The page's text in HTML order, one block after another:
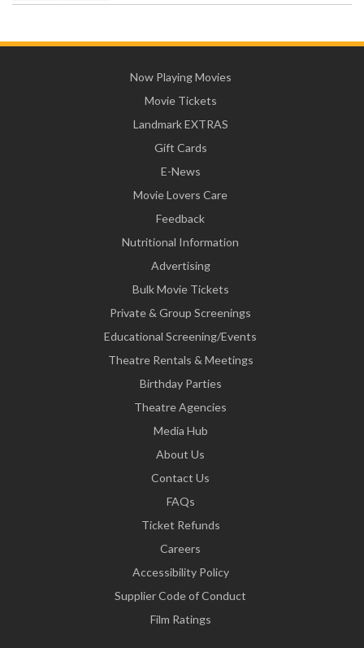
Now Playing Movies
Movie Tickets
Landmark EXTRAS
Gift Cards
E-News
Movie Lovers Care
Feedback
Nutritional Information
Advertising
Bulk Movie Tickets
Private & Group Screenings
Educational Screening/Events
Theatre Rentals & Meetings
Birthday Parties
Theatre Agencies
Media Hub
About Us
Contact Us
FAQs
Ticket Refunds
Careers
Accessibility Policy
Supplier Code of Conduct
Film Ratings